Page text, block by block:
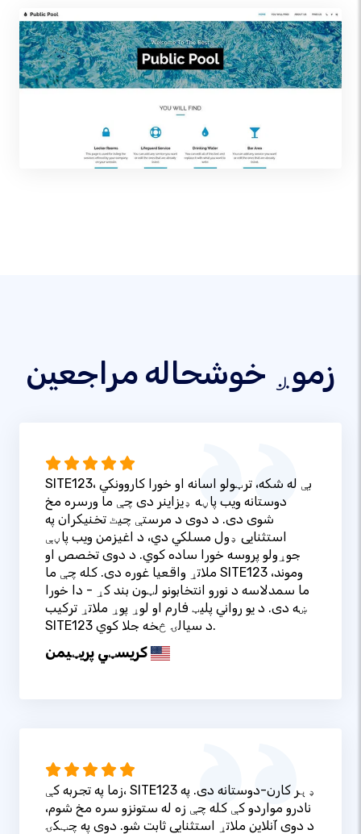
زموږ خوشحاله مراجعین
SITE123، بې له شکه، ترټولو اسانه او خورا کاروونکي
دوستانه ویب پاڼه ډیزاینر دی چې ما ورسره مخ
شوی دی. د دوی د مرستې چیٹ تخنیکران په
استثنایی ډول مسلکي دي، د اغیزمن ویب پاڼې
جوړولو پروسه خورا ساده کوي. د دوی تخصص او
ملاتړ واقعیا غوره دی. کله چې ما SITE123 وموند،
ما سمدلاسه د نورو انتخابونو لټون بند کړ - دا خورا
ښه دی. د یو رواني پلیټ فارم او لوړ پوړ ملاتړ ترکیب
SITE123 د سیالۍ څخه جلا کوي.
کریسټي پریټيمن
زما په تجربه کې، SITE123 ډېر کارن-دوستانه دی. په
نادرو مواردو کې کله چې زه له ستونزو سره مخ شوم،
د دوی آنلاین ملاتړ استثنایی ثابت شو. دوی په چټکۍ